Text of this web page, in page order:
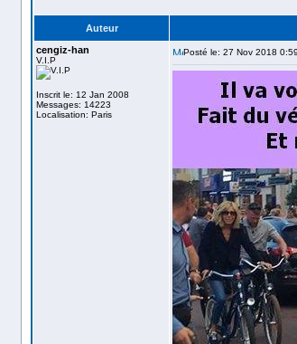
Auteur
cengiz-han
V.I.P
Inscrit le: 12 Jan 2008
Messages: 14223
Localisation: Paris
Posté le: 27 Nov 2018 0:59